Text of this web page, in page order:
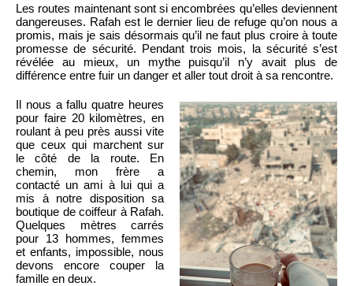
Les routes maintenant sont si encombrées qu’elles deviennent
dangereuses. Rafah est le dernier lieu de refuge qu’on nous a
promis, mais je sais désormais qu’il ne faut plus croire à toute
promesse de sécurité. Pendant trois mois, la sécurité s’est
révélée au mieux, un mythe puisqu’il n’y avait plus de
différence entre fuir un danger et aller tout droit à sa rencontre.
Il nous a fallu quatre heures
pour faire 20 kilomètres, en
roulant à peu près aussi vite
que ceux qui marchent sur
le côté de la route. En
chemin, mon frère a
contacté un ami à lui qui a
mis à notre disposition sa
boutique de coiffeur à Rafah.
Quelques mètres carrés
pour 13 hommes, femmes
et enfants, impossible, nous
devons encore couper la
famille en deux.